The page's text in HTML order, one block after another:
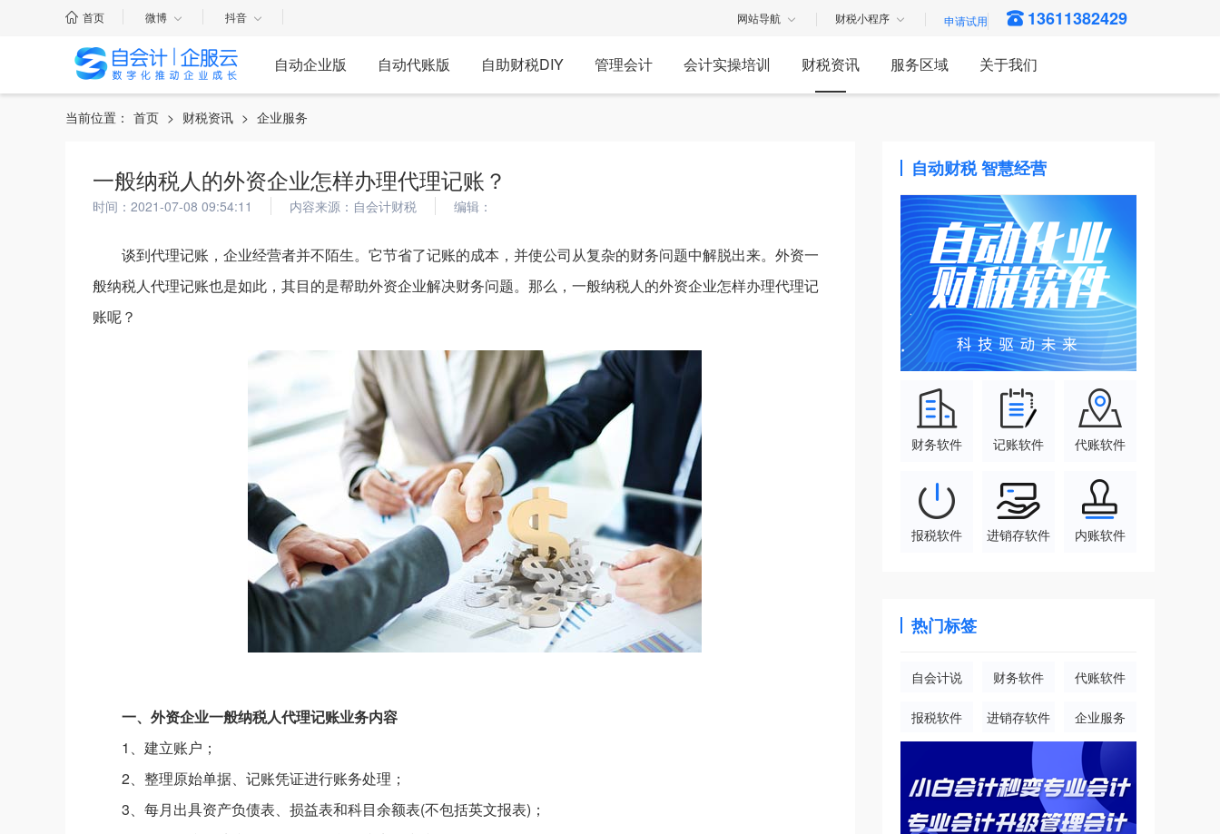
首页 微博 抖音 网站导航 财税小程序 13611382429
自动企业版 自动代账版 自助财税DIY 管理会计 会计实操培训 财税资讯 服务区域 关于我们
当前位置： 首页 > 财税资讯 > 企业服务
一般纳税人的外资企业怎样办理代理记账？
时间：2021-07-08 09:54:11 内容来源：自会计财税 编辑：
谈到代理记账，企业经营者并不陌生。它节省了记账的成本，并使公司从复杂的财务问题中解脱出来。外资一
般纳税人代理记账也是如此，其目的是帮助外资企业解决财务问题。那么，一般纳税人的外资企业怎样办理代理记
账呢？
一、外资企业一般纳税人代理记账业务内容
1、建立账户；
2、整理原始单据、记账凭证进行账务处理；
3、每月出具资产负债表、损益表和科目余额表(不包括英文报表)；
自动财税 智慧经营
财务软件 记账软件 代账软件
报税软件 进销存软件 内账软件
热门标签
自会计说 财务软件 代账软件
报税软件 进销存软件 企业服务